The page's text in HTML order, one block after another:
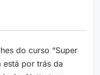
do curso “Super
está por trás da